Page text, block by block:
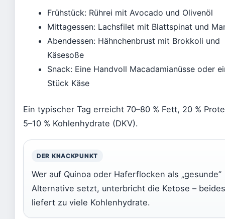
Frühstück: Rührei mit Avocado und Olivenöl
Mittagessen: Lachsfilet mit Blattspinat und
Abendessen: Hähnchenbrust mit Brokkoli und
Käsesoße
Snack: Eine Handvoll Macadamianüsse oder
Stück Käse
Ein typischer Tag erreicht 70–80 % Fett, 20 %
5–10 % Kohlenhydrate (DKV).
DER KNACKPUNKT
Wer auf Quinoa oder Haferflocken als „gesunde”
Alternative setzt, unterbricht die Ketose – beides
liefert zu viele Kohlenhydrate.